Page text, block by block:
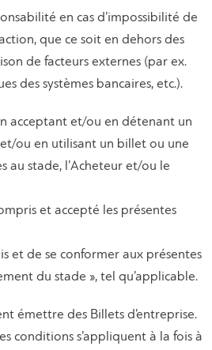
en cas d’impossibilité de
que ce soit en dehors des
de facteurs externes (par ex.
des systèmes bancaires, etc.).
acceptant et/ou en détenant un
ou en utilisant un billet ou une
au stade, l’Acheteur et/ou le
et accepté les présentes
et de se conformer aux présentes
du stade », tel qu’applicable.
émettre des Billets d’entreprise.
conditions s’appliquent à la fois à